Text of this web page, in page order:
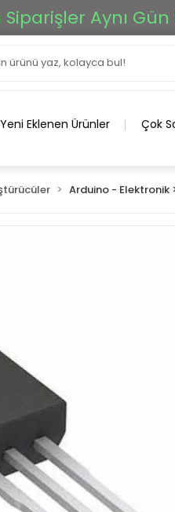
Aynı Gün
Yeni Eklenen Ürünler Çok
Arduino - Elektronik